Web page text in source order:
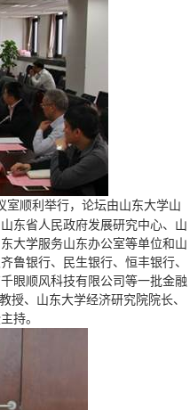
室顺利举行，论坛由山东大学山
东省人民政府发展研究中心、山
大学服务山东办公室等单位和山
鲁银行、民生银行、恒丰银行、
眼顺风科技有限公司等一批金融
授、山东大学经济研究院院长、
持。